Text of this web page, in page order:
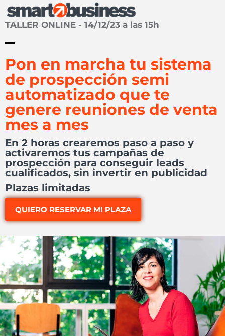
TALLER ONLINE - 14/12/23 a las 15h
Pon en marcha tu sistema
de prospección semi
automatizado que te
genere reuniones de venta
mes a mes
En 2 horas crearemos paso a paso y
activaremos tus campañas de
prospección para conseguir leads
cualificados, sin invertir en publicidad
Plazas limitadas
QUIERO RESERVAR MI PLAZA